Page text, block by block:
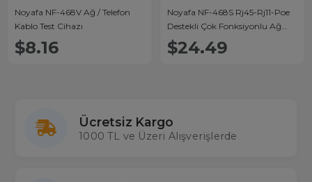
Noyafa NF-468V Ağ / Telefon
Kablo Test Cihazı
$8.16
Noyafa NF-468S Rj45-Rj11-Poe
Destekli Çok Fonksiyonlu Ağ
Telefon Kablosu Test Cihazı
$24.49
Ücretsiz Kargo
1000 TL ve Üzeri Alışverişlerde